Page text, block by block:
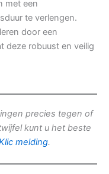
met een
te verlengen.
door een
deze robuust en veilig
precies tegen of
kunt u het beste
melding.